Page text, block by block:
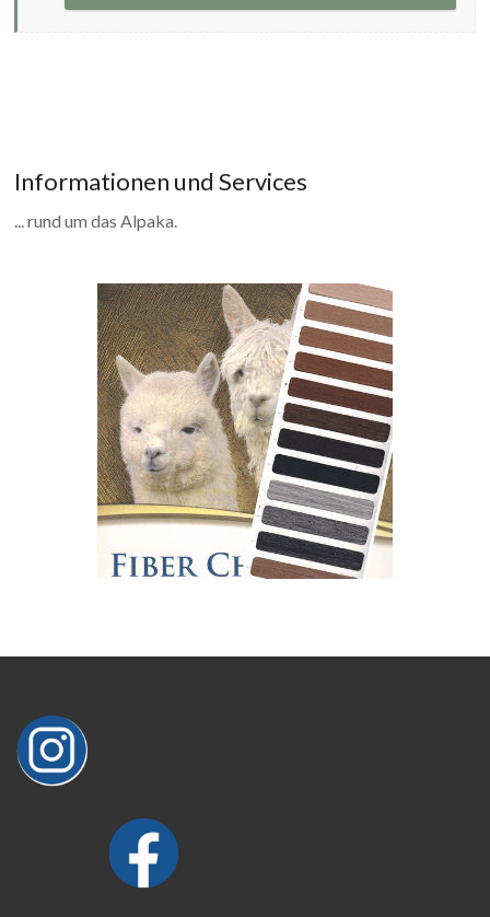
Informationen und Services
... rund um das Alpaka.